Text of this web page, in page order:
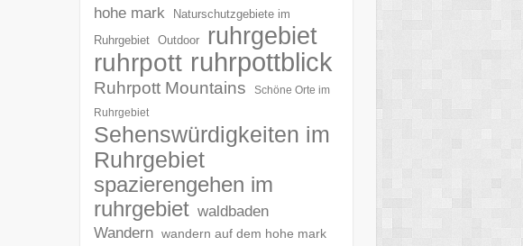
hohe mark
Naturschutzgebiete im
Ruhrgebiet
Outdoor
ruhrgebiet
ruhrpott ruhrpottblick
Ruhrpott Mountains
Schöne Orte im
Ruhrgebiet
Sehenswürdigkeiten im
Ruhrgebiet
spazierengehen im
ruhrgebiet waldbaden
Wandern wandern auf dem hohe mark